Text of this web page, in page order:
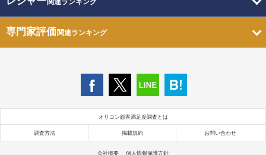
関連ランキング
専門家評価関連ランキング
オリコン顧客満足度調査とは
調査方法 掲載規約 お問い合わせ
会社概要 個人情報保護方針